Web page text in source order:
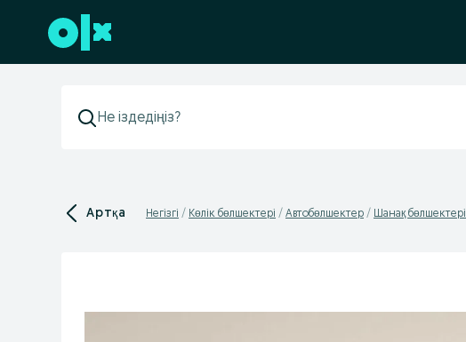
Төменгі деректемеге өту
Артқа Негізгі Көлік бөлшектері Автобөлшектер Шанақ бөлшектері